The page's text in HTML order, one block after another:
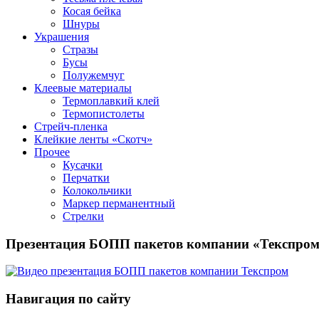
Косая бейка
Шнуры
Украшения
Стразы
Бусы
Полужемчуг
Клеевые материалы
Термоплавкий клей
Термопистолеты
Стрейч-пленка
Клейкие ленты «Скотч»
Прочее
Кусачки
Перчатки
Колокольчики
Маркер перманентный
Стрелки
Презентация БОПП пакетов компании
Навигация по сайту